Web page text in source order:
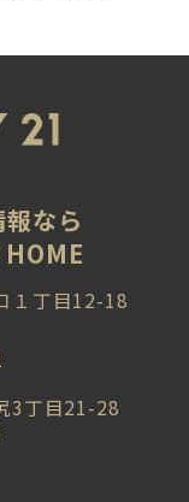
なら
１丁目12-18
3丁目21-28